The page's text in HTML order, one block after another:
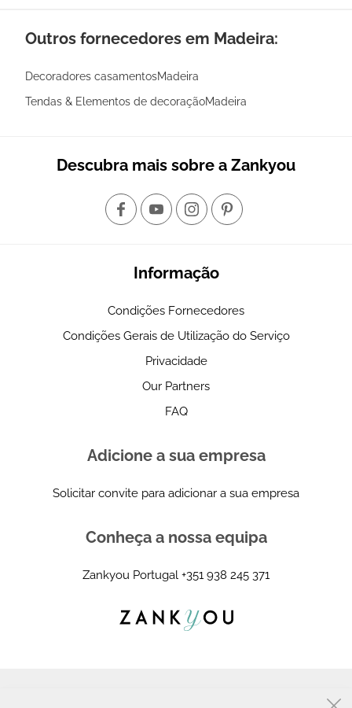
Outros fornecedores em Madeira:
Decoradores casamentosMadeira
Tendas & Elementos de decoraçãoMadeira
Descubra mais sobre a Zankyou
Informação
Condições Fornecedores
Condições Gerais de Utilização do Serviço
Privacidade
Our Partners
FAQ
Adicione a sua empresa
Solicitar convite para adicionar a sua empresa
Conheça a nossa equipa
Zankyou Portugal +351 938 245 371